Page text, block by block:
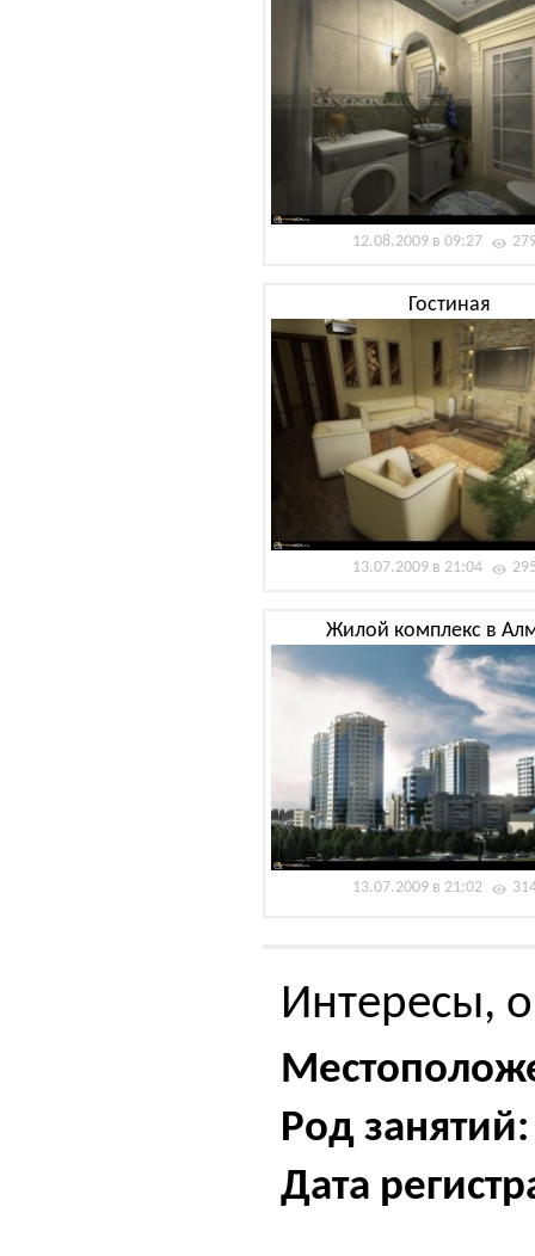
12.08.2009 в 09:27
Гостиная
13.07.2009 в 21:04
Жилой комплекс в
13.07.2009 в 21:02
Интересы,
Род занятий:
Дата